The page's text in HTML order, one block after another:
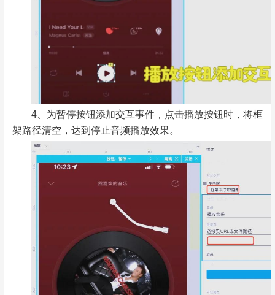
4、为暂停按钮添加交互事件，点击播放按钮时，将框
架路径清空，达到停止音频播放效果。